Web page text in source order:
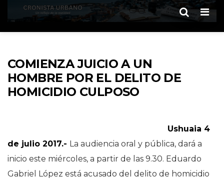
COMIENZA JUICIO A UN
HOMBRE POR EL DELITO DE
HOMICIDIO CULPOSO
Ushuaia 4
de julio 2017.- La audiencia oral y pública, dará a
inicio este miércoles, a partir de las 9.30. Eduardo
Gabriel López está acusado del delito de homicidio